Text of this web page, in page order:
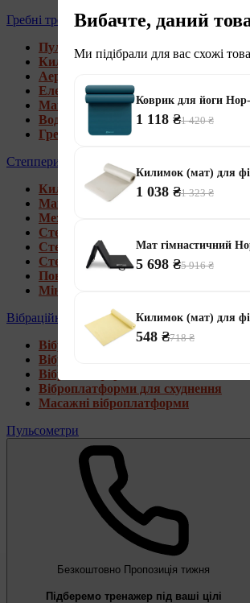
Гребні тренажери
Пульсометри
Килимки під тренажери
Аеромагнітні гребні тренажери
Електромагнітні гребні тренажери
Магнітні гребні тренажери
Водні гребні тренажери
Гребні тренажери для дому
Степпери
Килимки під тренажери
Магнітні степпери
Механічні степпери
Степпери зі стійкою
Степпери з еспандерами
Степпери з рукоятками
Поворотні степпери
Міні степпери
Вібраційні платформи
Віброплатформи для дому
Віброплатформи 4D
Віброплатформи 3D
Віброплатформи для схуднення
Масажні віброплатформи
Пульсометри
Безкоштовно Пропозиція тижня
Підберемо тренажер під ваші цілі
Вибачте, даний
Ми підібрали для вас схожі
Коврик для йоги
1 118 ₴1 420 ₴
Килимок (мат) для
1 038 ₴1 323 ₴
Мат гімнастичний
5 698 ₴5 916 ₴
Килимок (мат) для
548 ₴718 ₴